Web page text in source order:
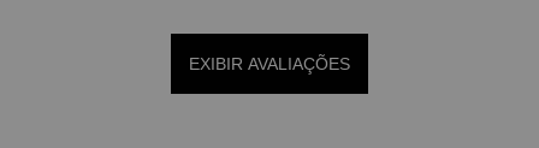
EXIBIR AVALIAÇÕES